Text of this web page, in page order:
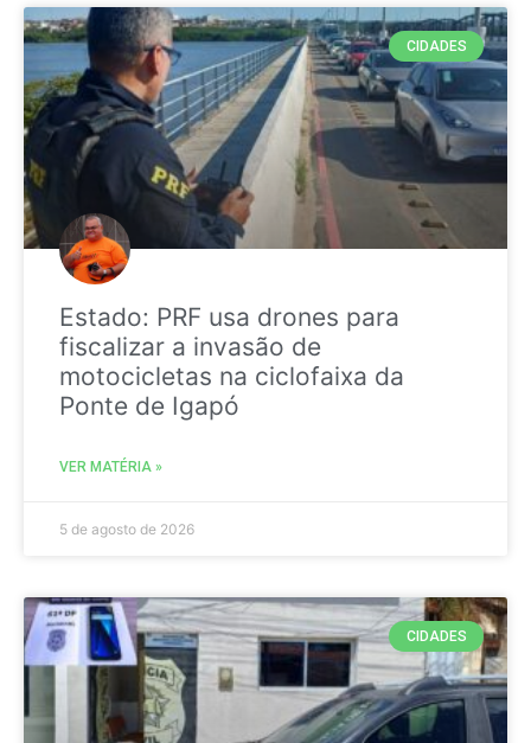
CIDADES
Estado: PRF usa drones para
fiscalizar a invasão de
motocicletas na ciclofaixa da
Ponte de Igapó
VER MATÉRIA »
5 de agosto de 2026
CIDADES